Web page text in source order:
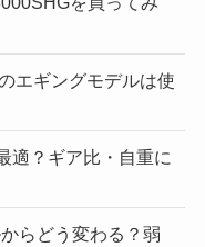
エギングモデルは使
適？ギア比・自重に
らどう変わる？弱